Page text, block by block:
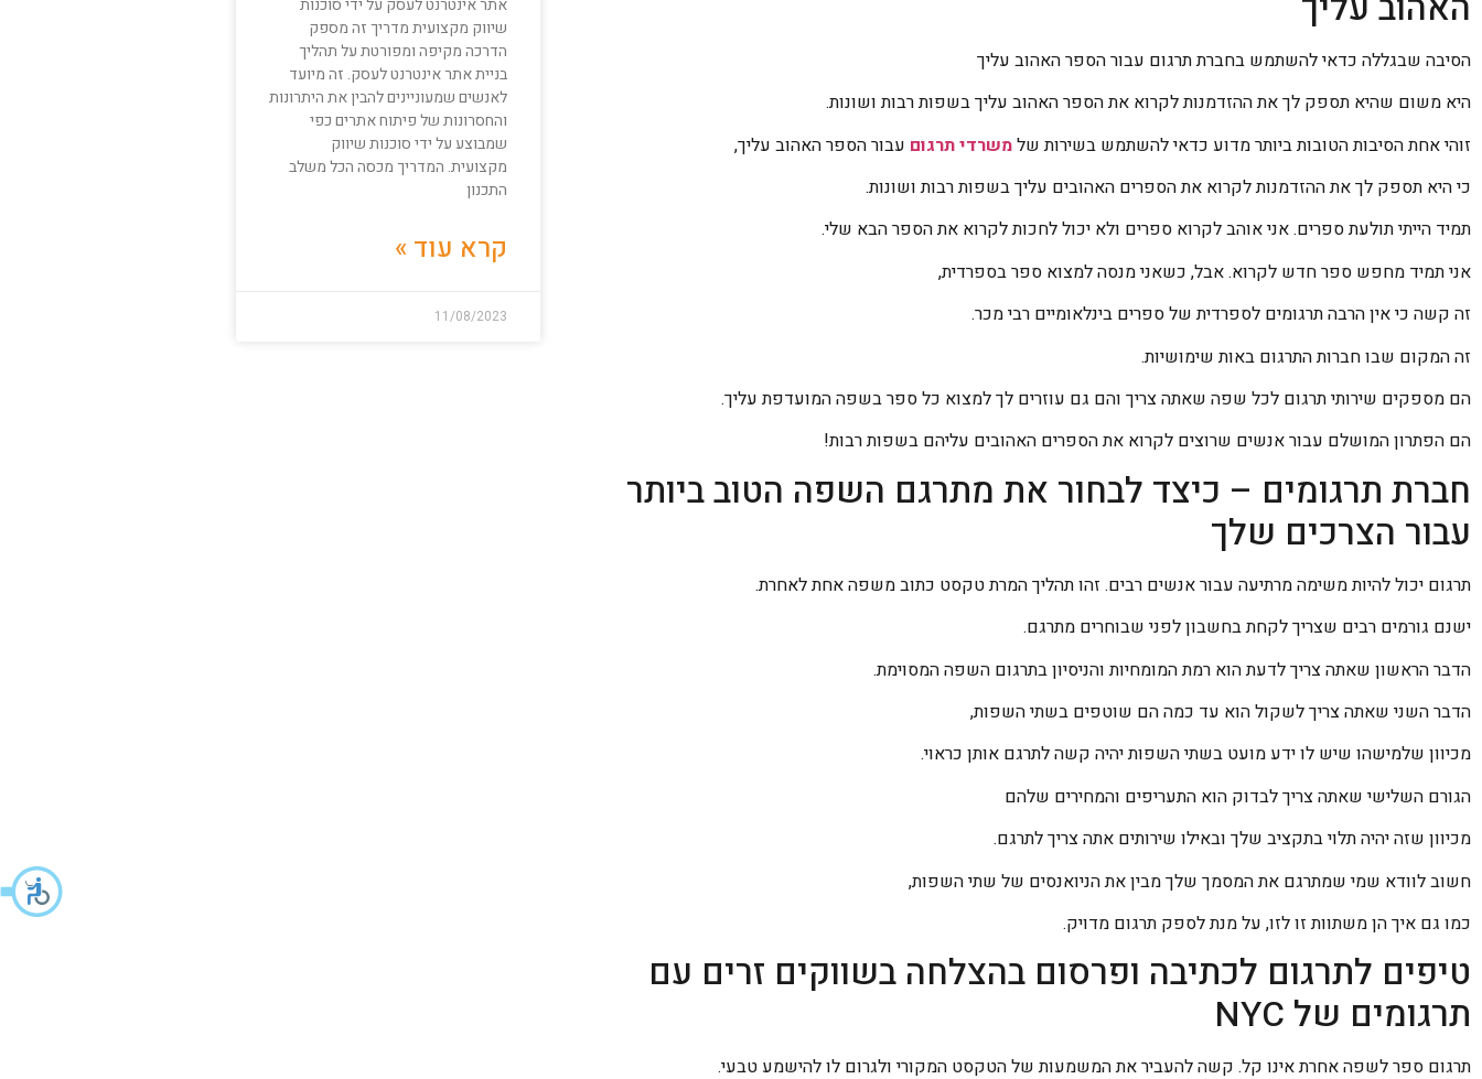
הסיבה שבגללה כדאי להשתמש בחברת תרגום עבור הספר האהוב עליך
היא משום שהיא תספק לך את ההזדמנות לקרוא את הספר האהוב עליך בשפות רבות ושונות.
זוהי אחת הסיבות הטובות ביותר מדוע כדאי להשתמש בשירות שלמשרדי תרגום עבור הספר האהוב עליך,
כי היא תספק לך את ההזדמנות לקרוא את הספרים האהובים עליך בשפות רבות ושונות.
תמיד הייתי תולעת ספרים. אני אוהב לקרוא ספרים ולא יכול לחכות לקרוא את הספר הבא שלי.
אני תמיד מחפש ספר חדש לקרוא. אבל, כשאני מנסה למצוא ספר בספרדית,
זה קשה כי אין הרבה תרגומים לספרדית של ספרים בינלאומיים רבי מכר.
זה המקום שבו חברות התרגום באות שימושיות.
הם מספקים שירותי תרגום לכל שפה שאתה צריך והם גם עוזרים לך למצוא כל ספר בשפה המועדפת עליך.
הם הפתרון המושלם עבור אנשים שרוצים לקרוא את הספרים האהובים עליהם בשפות רבות!
חברת תרגומים – כיצד לבחור את מתרגם השפה הטוב ביותר
עבור הצרכים שלך
תרגום יכול להיות משימה מרתיעה עבור אנשים רבים. זהו תהליך המרת טקסט כתוב משפה אחת לאחרת.
ישנם גורמים רבים שצריך לקחת בחשבון לפני שבוחרים מתרגם.
הדבר הראשון שאתה צריך לדעת הוא רמת המומחיות והניסיון בתרגום השפה המסוימת.
הדבר השני שאתה צריך לשקול הוא עד כמה הם שוטפים בשתי השפות,
מכיוון שלמישהו שיש לו ידע מועט בשתי השפות יהיה קשה לתרגם אותן כראוי.
הגורם השלישי שאתה צריך לבדוק הוא התעריפים והמחירים שלהם
מכיוון שזה יהיה תלוי בתקציב שלך ובאילו שירותים אתה צריך לתרגם.
חשוב לוודא שמי שמתרגם את המסמך שלך מבין את הניואנסים של שתי השפות,
כמו גם איך הן משתוות זו לזו, על מנת לספק תרגום מדויק.
טיפים לתרגום לכתיבה ופרסום בהצלחה בשווקים זרים עם
תרגומים של NYC
תרגום ספר לשפה אחרת אינו קל. קשה להעביר את המשמעות של הטקסט המקורי ולגרום לו להישמע טבעי.
אתר אינטרנט לעסק על ידי סוכנות
שיווק מקצועית מדריך זה מספק
הדרכה מקיפה ומפורטת על תהליך
בניית אתר אינטרנט לעסק. זה מיועד
לאנשים שמעוניינים להבין את היתרונות
והחסרונות של פיתוח אתרים כפי
שמבוצע על ידי סוכנות שיווק
מקצועית. המדריך מכסה הכל משלב
התכנון
קרא עוד »
11/08/2023